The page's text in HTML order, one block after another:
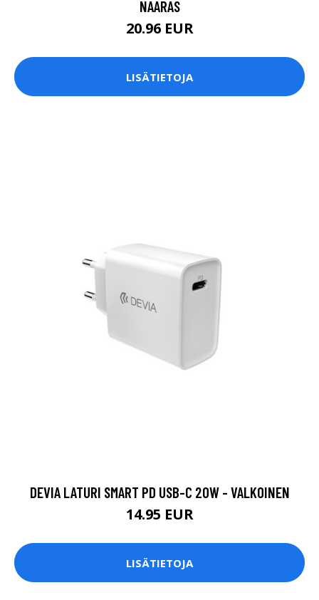
NAARAS
20.96 EUR
LISÄTIETOJA
DEVIA LATURI SMART PD USB-C 20W - VALKOINEN
14.95 EUR
LISÄTIETOJA